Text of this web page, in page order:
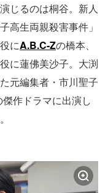
じるのは桐谷。新人
高生両親殺害事件」
にA.B.C-Zの橋本、
に蓮佛美沙子。大渕
元編集者・市川聖子
作ドラマに出演し